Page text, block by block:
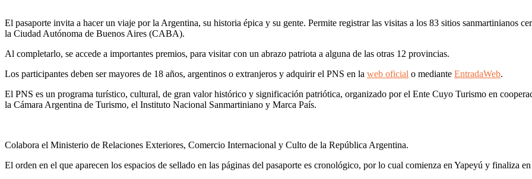
El pasaporte invita a hacer un viaje por la Argentina, su historia épica y su gente. Permite registrar las visitas a los 83 sitios sanmartinianos
la Ciudad Autónoma de Buenos Aires (CABA).
Al completarlo, se accede a importantes premios, para visitar con un abrazo patriota a alguna de las otras 12 provincias.
Los participantes deben ser mayores de 18 años, argentinos o extranjeros y adquirir el PNS en la web oficial o mediante EntradaWeb.
El PNS es un programa turístico, cultural, de gran valor histórico y significación patriótica, organizado por el Ente Cuyo Turismo en
la Cámara Argentina de Turismo, el Instituto Nacional Sanmartiniano y Marca País.
Colabora el Ministerio de Relaciones Exteriores, Comercio Internacional y Culto de la República Argentina.
El orden en el que aparecen los espacios de sellado en las páginas del pasaporte es cronológico, por lo cual comienza en Yapeyú y finaliza